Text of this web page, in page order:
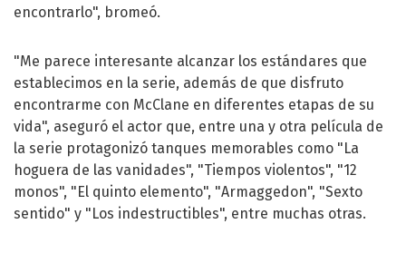
encontrarlo", bromeó.
"Me parece interesante alcanzar los estándares que
establecimos en la serie, además de que disfruto
encontrarme con McClane en diferentes etapas de su
vida", aseguró el actor que, entre una y otra película de
la serie protagonizó tanques memorables como "La
hoguera de las vanidades", "Tiempos violentos", "12
monos", "El quinto elemento", "Armaggedon", "Sexto
sentido" y "Los indestructibles", entre muchas otras.